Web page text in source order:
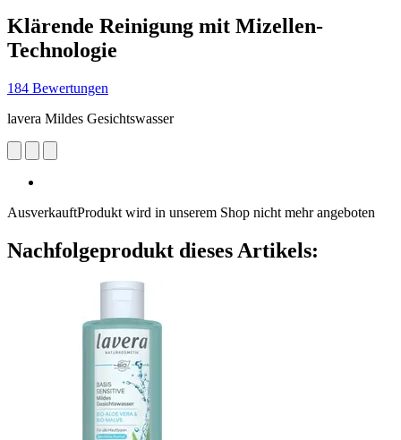
Klärende Reinigung mit Mizellen-
Technologie
184 Bewertungen
lavera Mildes Gesichtswasser
AusverkauftProdukt wird in unserem Shop nicht mehr angeboten
Nachfolgeprodukt dieses Artikels: